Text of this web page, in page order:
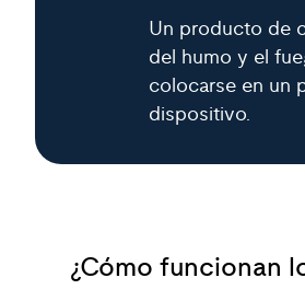
Un producto de
del humo y el
colocarse en un
dispositivo.
¿Cómo funcionan